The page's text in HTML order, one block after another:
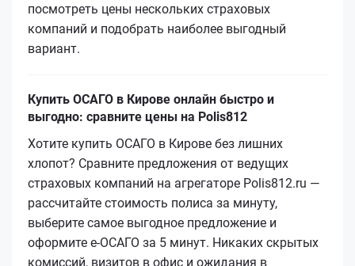
посмотреть цены нескольких страховых
компаний и подобрать наиболее выгодный
вариант.
Купить ОСАГО в Кирове онлайн быстро и
выгодно: сравните цены на Polis812
Хотите купить ОСАГО в Кирове без лишних
хлопот? Сравните предложения от ведущих
страховых компаний на агрегаторе Polis812.ru —
рассчитайте стоимость полиса за минуту,
выберите самое выгодное предложение и
оформите е‑ОСАГО за 5 минут. Никаких скрытых
комиссий, визитов в офис и ожидания в